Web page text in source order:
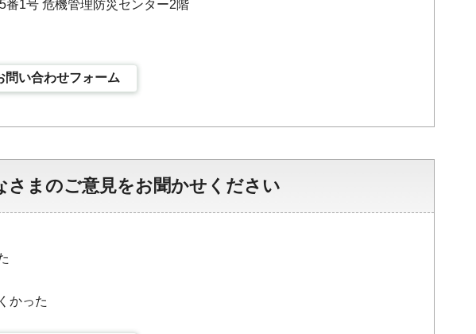
1号 危機管理防災センター2階
問い合わせフォーム
まのご意見をお聞かせください
かった